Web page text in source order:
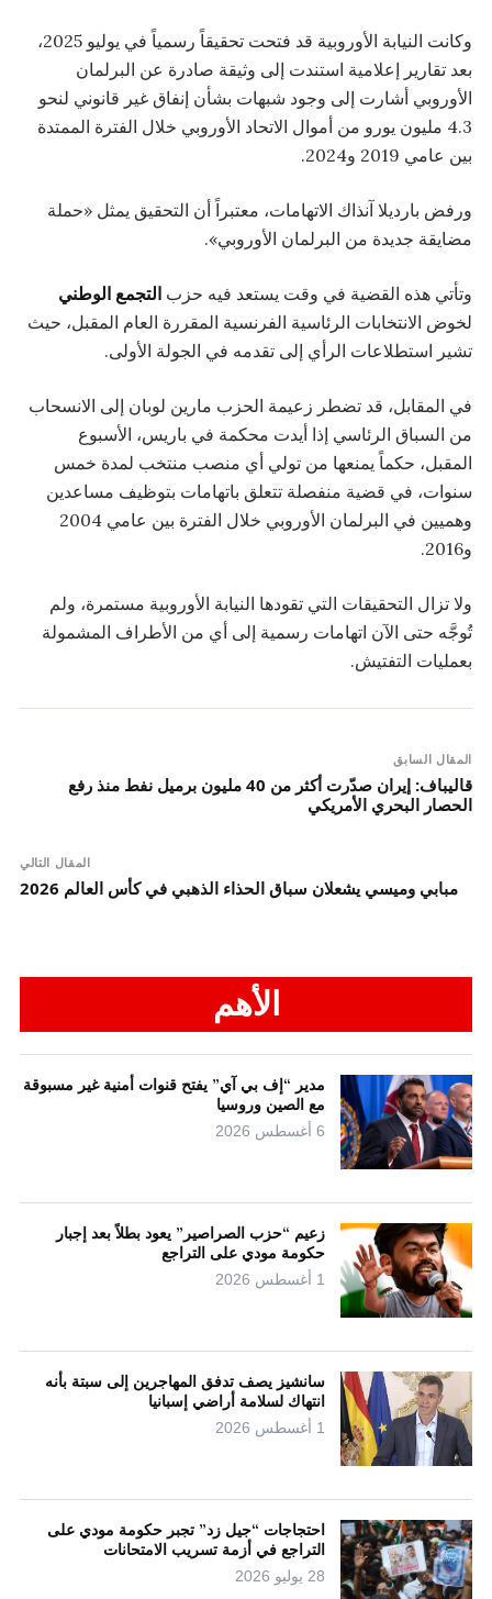
وكانت النيابة الأوروبية قد فتحت تحقيقاً رسمياً في يوليو 2025،
بعد تقارير إعلامية استندت إلى وثيقة صادرة عن البرلمان
الأوروبي أشارت إلى وجود شبهات بشأن إنفاق غير قانوني لنحو
4.3 مليون يورو من أموال الاتحاد الأوروبي خلال الفترة الممتدة
بين عامي 2019 و2024.
ورفض بارديلا آنذاك الاتهامات، معتبراً أن التحقيق يمثل «حملة
مضايقة جديدة من البرلمان الأوروبي».
وتأتي هذه القضية في وقت يستعد فيه حزب التجمع الوطني
لخوض الانتخابات الرئاسية الفرنسية المقررة العام المقبل، حيث
تشير استطلاعات الرأي إلى تقدمه في الجولة الأولى.
في المقابل، قد تضطر زعيمة الحزب مارين لوبان إلى الانسحاب
من السباق الرئاسي إذا أيدت محكمة في باريس، الأسبوع
المقبل، حكماً يمنعها من تولي أي منصب منتخب لمدة خمس
سنوات، في قضية منفصلة تتعلق باتهامات بتوظيف مساعدين
وهميين في البرلمان الأوروبي خلال الفترة بين عامي 2004
و2016.
ولا تزال التحقيقات التي تقودها النيابة الأوروبية مستمرة، ولم
تُوجَّه حتى الآن اتهامات رسمية إلى أي من الأطراف المشمولة
بعمليات التفتيش.
المقال السابق
قالیباف: إيران صدّرت أكثر من 40 مليون برميل نفط منذ رفع
الحصار البحري الأمريكي
المقال التالي
مبابي وميسي يشعلان سباق الحذاء الذهبي في كأس العالم 2026
الأهم
مدير “إف بي آي” يفتح قنوات أمنية غير مسبوقة
مع الصين وروسيا
6 أغسطس 2026
زعيم “حزب الصراصير” يعود بطلاً بعد إجبار
حكومة مودي على التراجع
1 أغسطس 2026
سانشيز يصف تدفق المهاجرين إلى سبتة بأنه
انتهاك لسلامة أراضي إسبانيا
1 أغسطس 2026
احتجاجات “جيل زد” تجبر حكومة مودي على
التراجع في أزمة تسريب الامتحانات
28 يوليو 2026